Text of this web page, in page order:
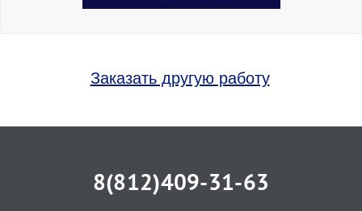
Заказать другую работу
8(812)409-31-63